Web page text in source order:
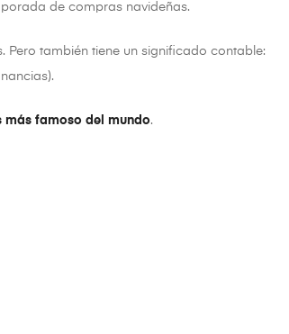
de compras navideñas.
Pero también tiene un significado contable:
más famoso del mundo.